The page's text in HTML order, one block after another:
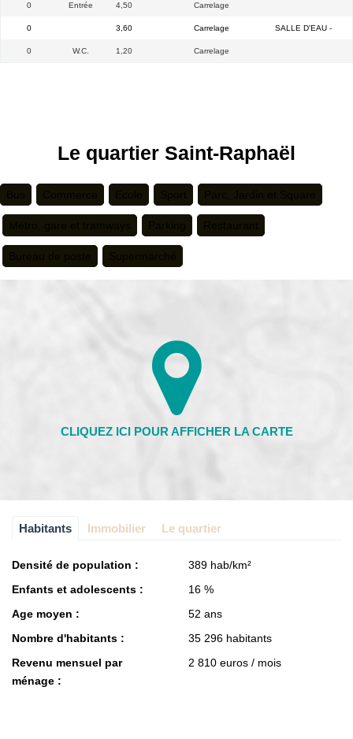
0 Entrée 4,50 Carrelage
0 3,60 Carrelage SALLE D'EAU -
0 W.C. 1,20 Carrelage
Le quartier Saint-Raphaël
Habitants Immobilier Le quartier
Densité de population :
389 hab/km²
Enfants et adolescents :
16 %
Age moyen :
52 ans
Nombre d'habitants :
35 296 habitants
Revenu mensuel par
ménage :
2 810 euros / mois